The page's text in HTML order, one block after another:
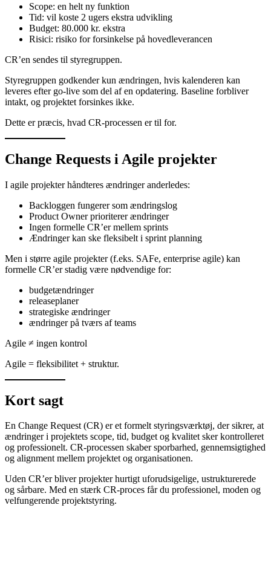
Scope: en helt ny funktion
Tid: vil koste 2 ugers ekstra udvikling
Budget: 80.000 kr. ekstra
Risici: risiko for forsinkelse på hovedleverancen
CR’en sendes til styregruppen.
Styregruppen godkender kun ændringen, hvis kalenderen kan
leveres efter go-live som del af en opdatering. Baseline forbliver
intakt, og projektet forsinkes ikke.
Dette er præcis, hvad CR-processen er til for.
Change Requests i Agile projekter
I agile projekter håndteres ændringer anderledes:
Backloggen fungerer som ændringslog
Product Owner prioriterer ændringer
Ingen formelle CR’er mellem sprints
Ændringer kan ske fleksibelt i sprint planning
Men i større agile projekter (f.eks. SAFe, enterprise agile) kan
formelle CR’er stadig være nødvendige for:
budgetændringer
releaseplaner
strategiske ændringer
ændringer på tværs af teams
Agile ≠ ingen kontrol
Agile = fleksibilitet + struktur.
Kort sagt
En Change Request (CR) er et formelt styringsværktøj, der sikrer, at
ændringer i projektets scope, tid, budget og kvalitet sker kontrolleret
og professionelt. CR-processen skaber sporbarhed, gennemsigtighed
og alignment mellem projektet og organisationen.
Uden CR’er bliver projekter hurtigt uforudsigelige, ustrukturerede
og sårbare. Med en stærk CR-proces får du professionel, moden og
velfungerende projektstyring.